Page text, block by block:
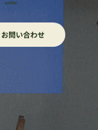
採用情報
お問い合わせ